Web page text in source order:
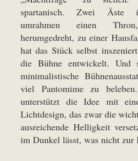
spartanisch. Zwei Äste
umrahmen einen
herumgedreht, zu einer
hat das Stück selbst
die Bühne entwickelt. Und
minimalistische
viel Pantomime zu
unterstützt die Idee mit
Lichtdesign, das zwar die
ausreichende Helligkeit
im Dunkel lässt, was nicht zur